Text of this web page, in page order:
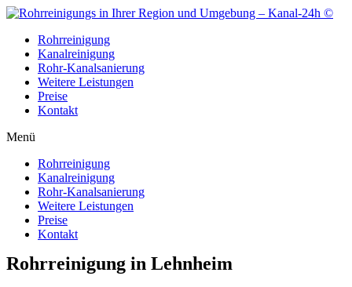
Zum
wechselnRohrreinigung
Kanalreinigung
Rohr-Kanalsanierung
Weitere Leistungen
Preise
Kontakt
Menü
Rohrreinigung
Kanalreinigung
Rohr-Kanalsanierung
Weitere Leistungen
Preise
Kontakt
Rohrreinigung in Lehnheim